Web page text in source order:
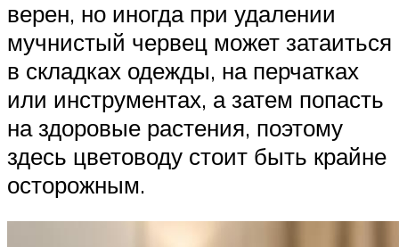
верен, но иногда при удалении
мучнистый червец может затаиться
в складках одежды, на перчатках
или инструментах, а затем попасть
на здоровые растения, поэтому
здесь цветоводу стоит быть крайне
осторожным.